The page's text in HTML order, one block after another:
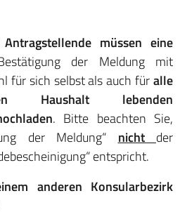
müssen eine
der Meldung mit
für sich selbst als auch füralle
Haushalt lebenden
. Bitte beachten Sie,
der Meldung“ nicht der
entspricht.
anderen Konsularbezirk